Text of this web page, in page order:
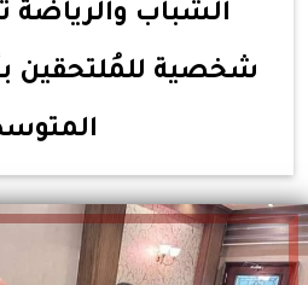
الشباب والرياضة
شخصية للمُلتحقين